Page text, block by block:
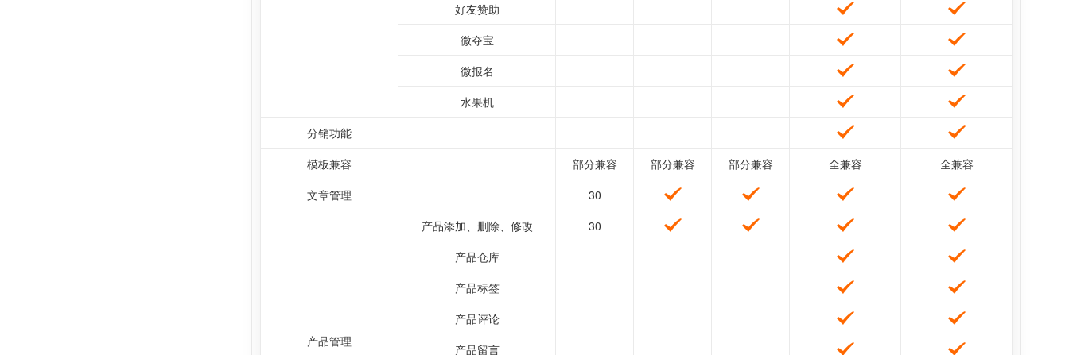
好友赞助
微夺宝
微报名
水果机
分销功能
模板兼容
部分兼容 部分兼容 部分兼容 全兼容
全兼容
文章管理
30
产品管理
产品添加、删除、修改
30
产品仓库
产品标签
产品评论
产品留言